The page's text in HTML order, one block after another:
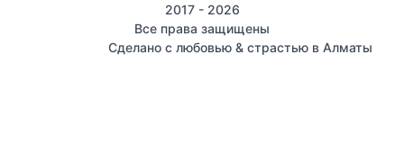
2017 - 2026
Все права защищены
Сделано с любовью & страстью в Алматы